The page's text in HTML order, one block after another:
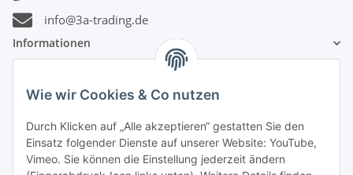
Wie wir Cookies & Co nutzen
Durch Klicken auf „Alle akzeptieren“ gestatten Sie den
Einsatz folgender Dienste auf unserer Website: YouTube,
Vimeo. Sie können die Einstellung jederzeit ändern
info@3a-trading.de
Informationen
Gesetzliche Informationen
Zahlungsinformationen